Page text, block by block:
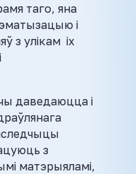
таго, яна
і
з улікам іх
даведаюцца і
з
матэрыяламі,